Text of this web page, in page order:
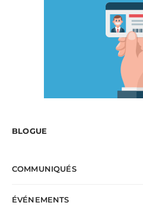
BLOGUE
COMMUNIQUÉS
ÉVÉNEMENTS